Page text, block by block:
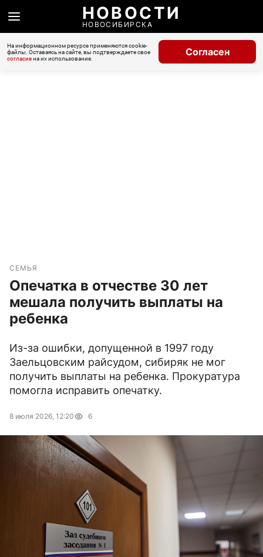
НОВОСТИ
НОВОСИБИРСКА
На информационном ресурсе применяются cookie-
файлы. Оставаясь на сайте, вы подтверждаете свое
согласиена их использование.
Согласен
СЕМЬЯ
Опечатка в отчестве 30 лет
мешала получить выплаты на
ребенка
Из-за ошибки, допущенной в 1997 году
Заельцовским райсудом, сибиряк не мог
получить выплаты на ребенка. Прокуратура
помогла исправить опечатку.
8 июля 2026, 12:20 6